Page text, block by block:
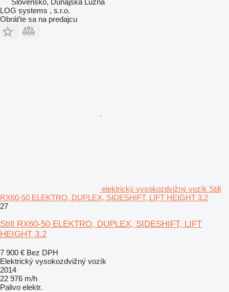
Slovensko, Dunajská Lužná
LOG systems , s.r.o.
Obráťte sa na predajcu
elektrický vysokozdvižný vozík Still
RX60-50 ELEKTRO, DUPLEX, SIDESHIFT, LIFT HEIGHT 3.2
27
Still RX60-50 ELEKTRO, DUPLEX, SIDESHIFT, LIFT
HEIGHT 3.2
7 900 € Bez DPH
Elektrický vysokozdvižný vozík
2014
22 976 m/h
Palivo elektr.